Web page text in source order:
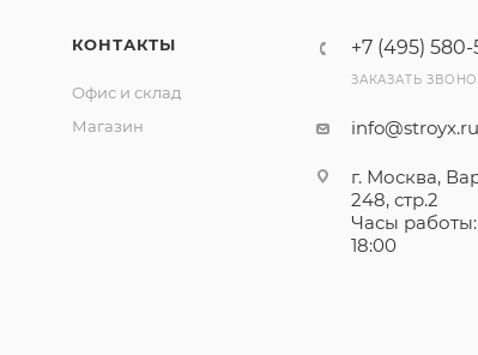
КОНТАКТЫ
Офис и склад
Магазин
+7 (495) 580-
ЗАКАЗАТЬ
info@stroyx.ru
г. Москва,
248, стр.2
Часы
18:00